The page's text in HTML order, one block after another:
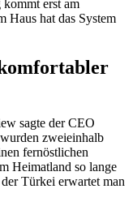
erst am
Haus hat das System
sagte der CEO
zweieinhalb
fernöstlichen
Heimatland so lange
Türkei erwartet man